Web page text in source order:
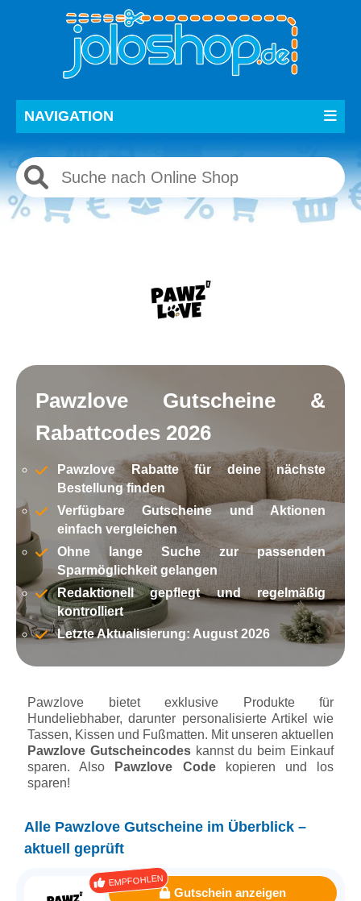
NAVIGATION
Pawzlove Gutscheine &
Rabattcodes 2026
Pawzlove Rabatte für deine nächste
Bestellung finden
Verfügbare Gutscheine und Aktionen
einfach vergleichen
Ohne lange Suche zur passenden
Sparmöglichkeit gelangen
Redaktionell gepflegt und regelmäßig
kontrolliert
Letzte Aktualisierung: August 2026
Pawzlove bietet exklusive Produkte für
Hundeliebhaber, darunter personalisierte Artikel wie
Tassen, Kissen und Fußmatten. Mit unseren aktuellen
Pawzlove Gutscheincodeskannst du beim Einkauf
sparen. Also
Pawzlove Codekopieren und los
sparen!
Alle Pawzlove Gutscheine im Überblick –
aktuell geprüft
EMPFOHLEN
Gutschein anzeigen